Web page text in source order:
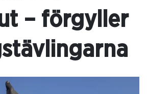
– förgyller